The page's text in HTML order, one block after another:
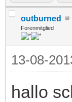
outburned
Forenmitglied
13-08-
hallo